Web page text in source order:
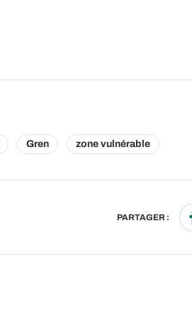
Gren zone vulnérable
PARTAGER :